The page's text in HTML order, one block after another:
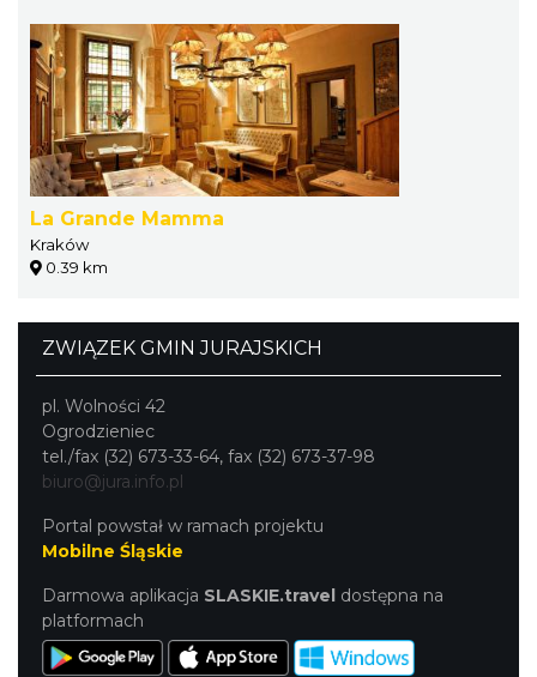
La Grande Mamma
Kraków
0.39 km
ZWIĄZEK GMIN JURAJSKICH
pl. Wolności 42
Ogrodzieniec
tel./fax (32) 673-33-64, fax (32) 673-37-98
biuro@jura.info.pl
Portal powstał w ramach projektu
Mobilne Śląskie
Darmowa aplikacja SLASKIE.travel dostępna na
platformach